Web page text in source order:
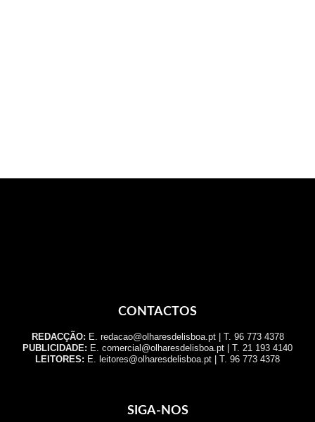
CONTACTOS
REDACÇÃO: E. redacao@olharesdelisboa.pt | T. 96 773 4378
PUBLICIDADE: E. comercial@olharesdelisboa.pt | T. 21 193 4140
LEITORES: E. leitores@olharesdelisboa.pt | T. 96 773 4378
SIGA-NOS